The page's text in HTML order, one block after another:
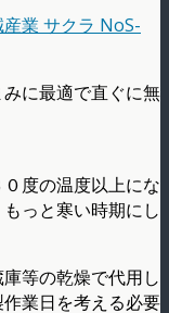
業 サクラ NoS-
に最適で直ぐに無
度の温度以上にな
っと寒い時期にし
等の乾燥で代用し
業日を考える必要